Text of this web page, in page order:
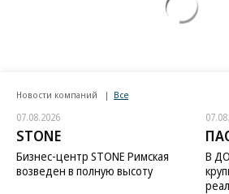
Новости компаний Все
07.08.2026
STONE
Бизнес-центр STONE Римская
возведен в полную высоту
В